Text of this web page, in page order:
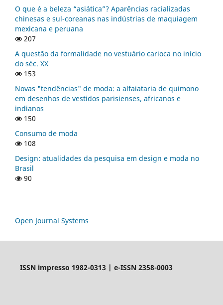
O que é a beleza “asiática”? Aparências racializadas
chinesas e sul-coreanas nas indústrias de maquiagem
mexicana e peruana
207
A questão da formalidade no vestuário carioca no início
do séc. XX
153
Novas "tendências" de moda: a alfaiataria de quimono
em desenhos de vestidos parisienses, africanos e
indianos
150
Consumo de moda
108
Design: atualidades da pesquisa em design e moda no
Brasil
90
Open Journal Systems
ISSN impresso 1982-0313 | e-ISSN 2358-0003